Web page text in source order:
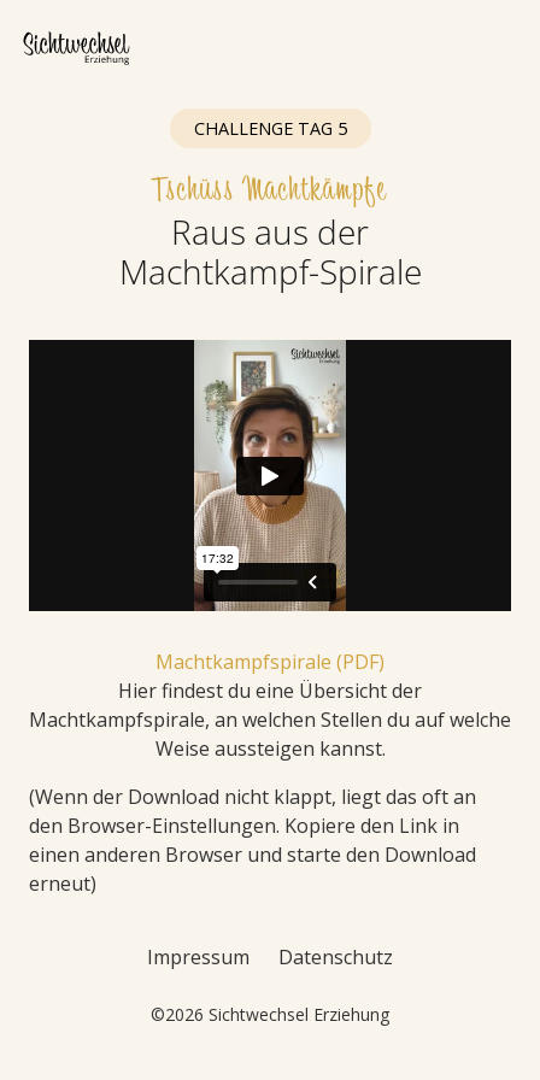
CHALLENGE TAG 5
Tschüss Machtkämpfe
Raus aus der
Machtkampf-Spirale
Machtkampfspirale (PDF)
Hier findest du eine Übersicht der
Machtkampfspirale, an welchen Stellen du auf welche
Weise aussteigen kannst.
(Wenn der Download nicht klappt, liegt das oft an
den Browser-Einstellungen. Kopiere den Link in
einen anderen Browser und starte den Download
erneut)
©2026 Sichtwechsel Erziehung
Impressum Datenschutz